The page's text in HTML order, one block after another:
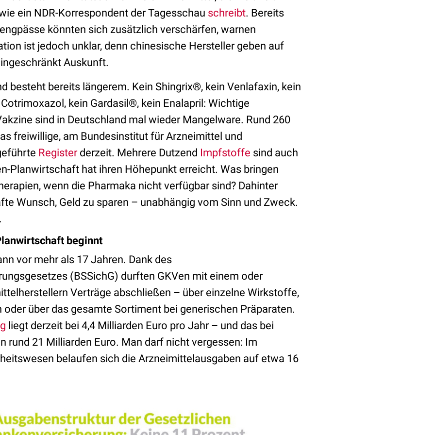
ein NDR-Korrespondent der Tagesschau schreibt. Bereits
könnten sich zusätzlich verschärfen, warnen
ist jedoch unklar, denn chinesische Hersteller geben auf
Auskunft.
besteht bereits längerem. Kein Shingrix®, kein Venlafaxin, kein
kein Gardasil®, kein Enalapril: Wichtige
sind in Deutschland mal wieder Mangelware. Rund 260
freiwillige, am Bundesinstitut für Arzneimittel und
Registerderzeit. Mehrere Dutzend Impfstoffe sind auch
Planwirtschaft hat ihren Höhepunkt erreicht. Was bringen
wenn die Pharmaka nicht verfügbar sind? Dahinter
Wunsch, Geld zu sparen – unabhängig vom Sinn und Zweck.
beginnt
vor mehr als 17 Jahren. Dank des
(BSSichG) durften GKVen mit einem oder
Verträge abschließen – über einzelne Wirkstoffe,
oder über das gesamte Sortiment bei generischen Präparaten.
liegt derzeit bei 4,4 Milliarden Euro pro Jahr – und das bei
rund 21 Milliarden Euro. Man darf nicht vergessen: Im
belaufen sich die Arzneimittelausgaben auf etwa 16